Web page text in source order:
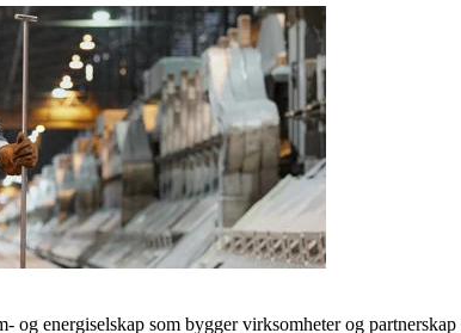
og energiselskap som bygger virksomheter og